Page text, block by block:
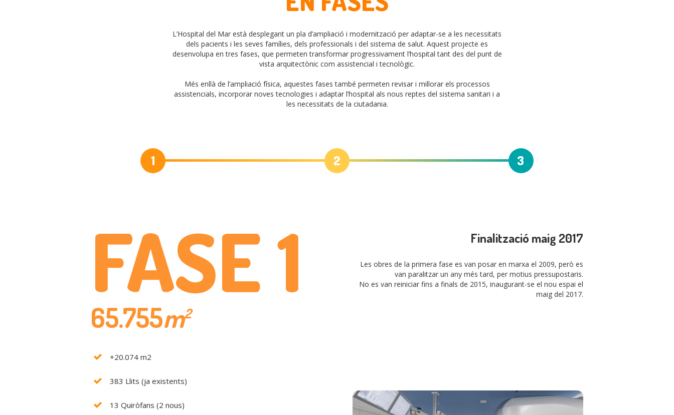
L’Hospital del Mar està desplegant un pla d’ampliació i modernització per adaptar-se a les necessitats
dels pacients i les seves famílies, dels professionals i del sistema de salut. Aquest projecte es
desenvolupa en tres fases, que permeten transformar progressivament l’hospital tant des del punt de
vista arquitectònic com assistencial i tecnològic.
Més enllà de l’ampliació física, aquestes fases també permeten revisar i millorar els processos
assistencials, incorporar noves tecnologies i adaptar l’hospital als nous reptes del sistema sanitari i a
les necessitats de la ciutadania.
1 2 3
FASE 1
65.755m2
Finalització maig 2017
Les obres de la primera fase es van posar en marxa el 2009, però es
van paralitzar un any més tard, per motius pressupostaris.
No es van reiniciar fins a finals de 2015, inaugurant-se el nou espai el
maig del 2017.
+20.074 m2
383 Llits (ja existents)
13 Quiròfans (2 nous)